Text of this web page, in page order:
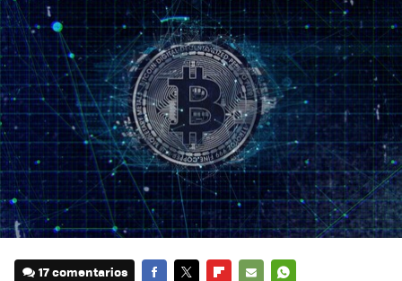
17 comentarios